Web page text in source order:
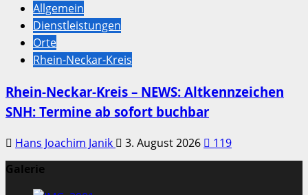
Allgemein
Dienstleistungen
Orte
Rhein-Neckar-Kreis
Rhein-Neckar-Kreis – NEWS: Altkennzeichen
SNH: Termine ab sofort buchbar
Hans Joachim Janik 3. August 2026
119
Galerie